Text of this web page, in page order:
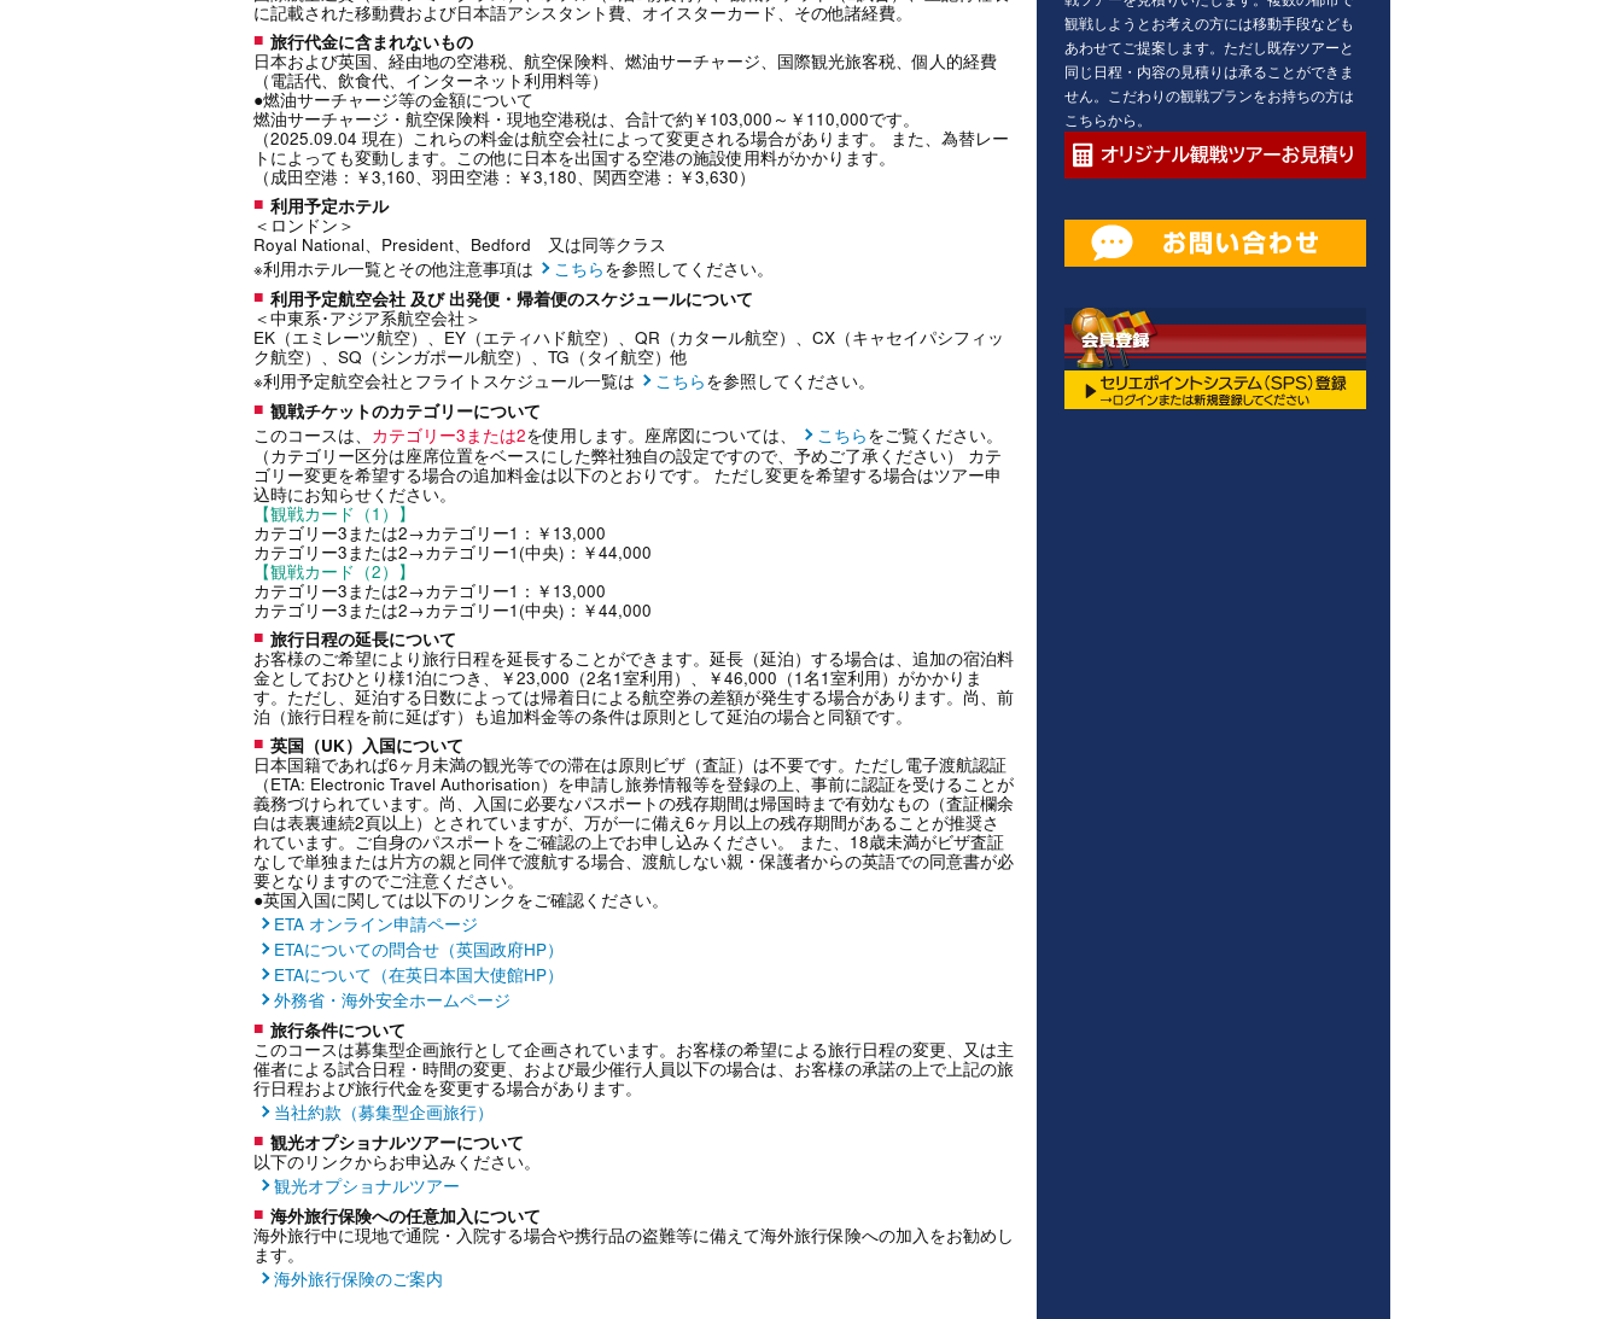
に記載された移動費および日本語アシスタント費、オイスターカード、その他諸経費。
旅行代金に含まれないもの
日本および英国、経由地の空港税、航空保険料、燃油サーチャージ、国際観光旅客税、個人的経費
（電話代、飲食代、インターネット利用料等）
●燃油サーチャージ等の金額について
燃油サーチャージ・航空保険料・現地空港税は、合計で約￥103,000～￥110,000です。
（2025.09.04 現在）これらの料金は航空会社によって変更される場合があります。 また、為替レー
トによっても変動します。この他に日本を出国する空港の施設使用料がかかります。
（成田空港：￥3,160、羽田空港：￥3,180、関西空港：￥3,630）
利用予定ホテル
＜ロンドン＞
Royal National、President、Bedford 又は同等クラス
※利用ホテル一覧とその他注意事項は
こちらを参照してください。
利用予定航空会社 及び 出発便・帰着便のスケジュールについて
＜中東系･アジア系航空会社＞
EK（エミレーツ航空）、EY（エティハド航空）、QR（カタール航空）、CX（キャセイパシフィッ
ク航空）、SQ（シンガポール航空）、TG（タイ航空）他
※利用予定航空会社とフライトスケジュール一覧は
こちらを参照してください。
観戦チケットのカテゴリーについて
このコースは、 カテゴリー3または2を使用します。座席図については、 こちらをご覧ください。
（カテゴリー区分は座席位置をベースにした弊社独自の設定ですので、予めご了承ください） カテ
ゴリー変更を希望する場合の追加料金は以下のとおりです。 ただし変更を希望する場合はツアー申
込時にお知らせください。
【観戦カード（1）】
カテゴリー3または2→カテゴリー1：￥13,000
カテゴリー3または2→カテゴリー1(中央)：￥44,000
【観戦カード（2）】
カテゴリー3または2→カテゴリー1：￥13,000
カテゴリー3または2→カテゴリー1(中央)：￥44,000
旅行日程の延長について
お客様のご希望により旅行日程を延長することができます。延長（延泊）する場合は、追加の宿泊料
金としておひとり様1泊につき、￥23,000（2名1室利用）、￥46,000（1名1室利用）がかかりま
す。ただし、延泊する日数によっては帰着日による航空券の差額が発生する場合があります。尚、前
泊（旅行日程を前に延ばす）も追加料金等の条件は原則として延泊の場合と同額です。
英国（UK）入国について
日本国籍であれば6ヶ月未満の観光等での滞在は原則ビザ（査証）は不要です。ただし電子渡航認証
（ETA: Electronic Travel Authorisation）を申請し旅券情報等を登録の上、事前に認証を受けることが
義務づけられています。尚、入国に必要なパスポートの残存期間は帰国時まで有効なもの（査証欄余
白は表裏連続2頁以上）とされていますが、万が一に備え6ヶ月以上の残存期間があることが推奨さ
れています。ご自身のパスポートをご確認の上でお申し込みください。 また、18歳未満がビザ査証
なしで単独または片方の親と同伴で渡航する場合、渡航しない親・保護者からの英語での同意書が必
要となりますのでご注意ください。
●英国入国に関しては以下のリンクをご確認ください。
ETA オンライン申請ページ
ETAについての問合せ（英国政府HP）
ETAについて（在英日本国大使館HP）
外務省・海外安全ホームページ
旅行条件について
このコースは募集型企画旅行として企画されています。お客様の希望による旅行日程の変更、又は主
催者による試合日程・時間の変更、および最少催行人員以下の場合は、お客様の承諾の上で上記の旅
行日程および旅行代金を変更する場合があります。
当社約款（募集型企画旅行）
観光オプショナルツアーについて
以下のリンクからお申込みください。
観光オプショナルツアー
海外旅行保険への任意加入について
海外旅行中に現地で通院・入院する場合や携行品の盗難等に備えて海外旅行保険への加入をお勧めし
ます。
海外旅行保険のご案内
観戦しようとお考えの方には移動手段なども
あわせてご提案します。ただし既存ツアーと
同じ日程・内容の見積りは承ることができま
せん。こだわりの観戦プランをお持ちの方は
こちらから。